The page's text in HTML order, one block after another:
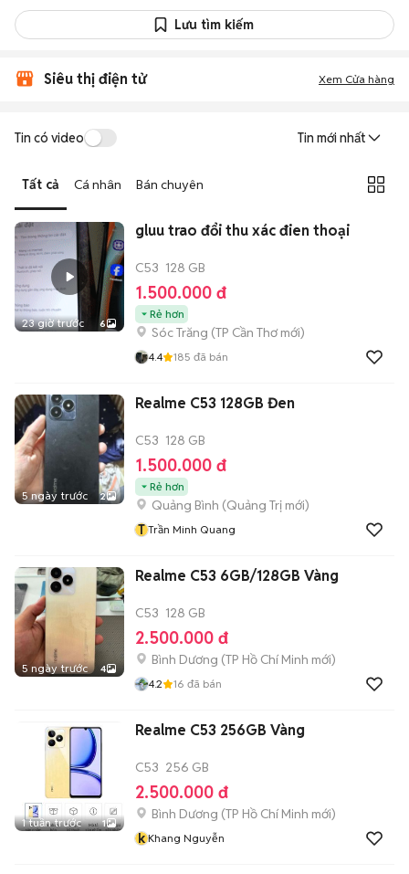
Lưu tìm kiếm
Siêu thị điện tử Xem Cửa hàng
Tin có video Tin mới nhất
Tất cả Cá nhân Bán chuyên
23 giờ trước 6
gluu trao đổi thu xác đien thoại
C53 128 GB
1.500.000 đ
Rẻ hơn
Sóc Trăng (TP Cần Thơmới)
4.4 185 đã bán
5 ngày trước 2
Realme C53 128GB Đen
C53 128 GB
1.500.000 đ
Rẻ hơn
Quảng Bình (Quảng Trị mới)
T Trần Minh Quang
5 ngày trước 4
Realme C53 6GB/128GB Vàng
C53 128 GB
2.500.000 đ
Bình Dương (TP Hồ Chí Minh mới)
4.2 16 đã bán
1 tuần trước 1
Realme C53 256GB Vàng
C53 256 GB
2.500.000 đ
Bình Dương (TP Hồ Chí Minh mới)
k Khang Nguyễn